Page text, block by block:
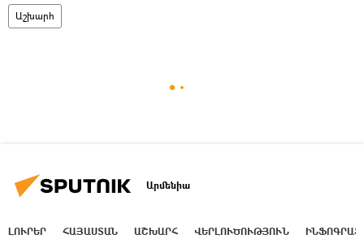
Աշխարհ
Արմենիա
ԼՈՒՐԵՐ ՀԱՅԱՍՏԱՆ ԱՇԽԱՐՀ ՎԵՐԼՈՒԾՈՒԹՅՈՒՆ